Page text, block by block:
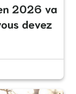
2026 va
devez